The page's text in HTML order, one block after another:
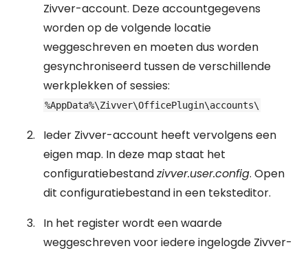
Zivver-account. Deze accountgegevens
worden op de volgende locatie
weggeschreven en moeten dus worden
gesynchroniseerd tussen de verschillende
werkplekken of sessies:
%AppData%\Zivver\OfficePlugin\accounts\
Ieder Zivver-account heeft vervolgens een
eigen map. In deze map staat het
configuratiebestandzivver.user.config. Open
dit configuratiebestand in een teksteditor.
In het register wordt een waarde
weggeschreven voor iedere ingelogde Zivver-